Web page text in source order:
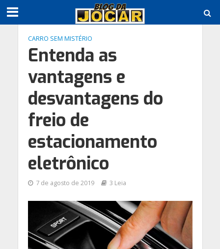
CARRO SEM MISTÉRIO
Entenda as
vantagens e
desvantagens do
freio de
estacionamento
eletrônico
7 de agosto de 2019 3 Leia